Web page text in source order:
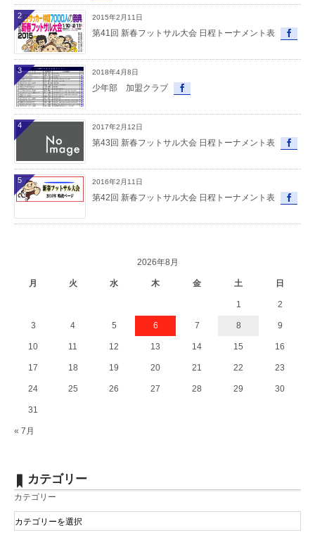
2015年2月11日
第41回 新春フットサル大会 日程トーナメント表
2
2018年4月8日
少年部 加盟クラブ
3
2017年2月12日
第43回 新春フットサル大会 日程トーナメント表
4
2016年2月11日
第42回 新春フットサル大会 日程トーナメント表
5
2026年8月
月 火 水 木 金 土 日
« 7月
1 2
3 4 5 6 7 8 9
10 11 12 13 14 15 16
17 18 19 20 21 22 23
24 25 26 27 28 29 30
31
カテゴリー
カテゴリー